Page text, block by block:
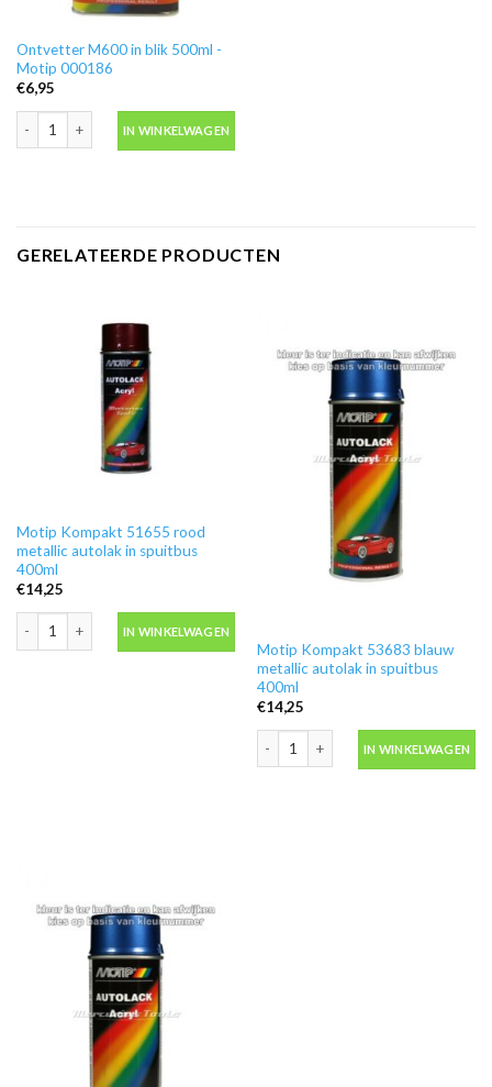
Ontvetter M600 in blik 500ml -
Motip 000186
€6,95
Ontvetter M600 in blik 500ml -Motip 000186 aantal
IN WINKELWAGEN
GERELATEERDE PRODUCTEN
Motip Kompakt 51655 rood
metallic autolak in spuitbus
400ml
€14,25
Motip Kompakt 51655 rood metallic autolak in spuitbus 400ml aantal
IN WINKELWAGEN
Motip Kompakt 53683 blauw
metallic autolak in spuitbus
400ml
€14,25
Motip Kompakt 53683 blauw
IN WINKELWAGEN